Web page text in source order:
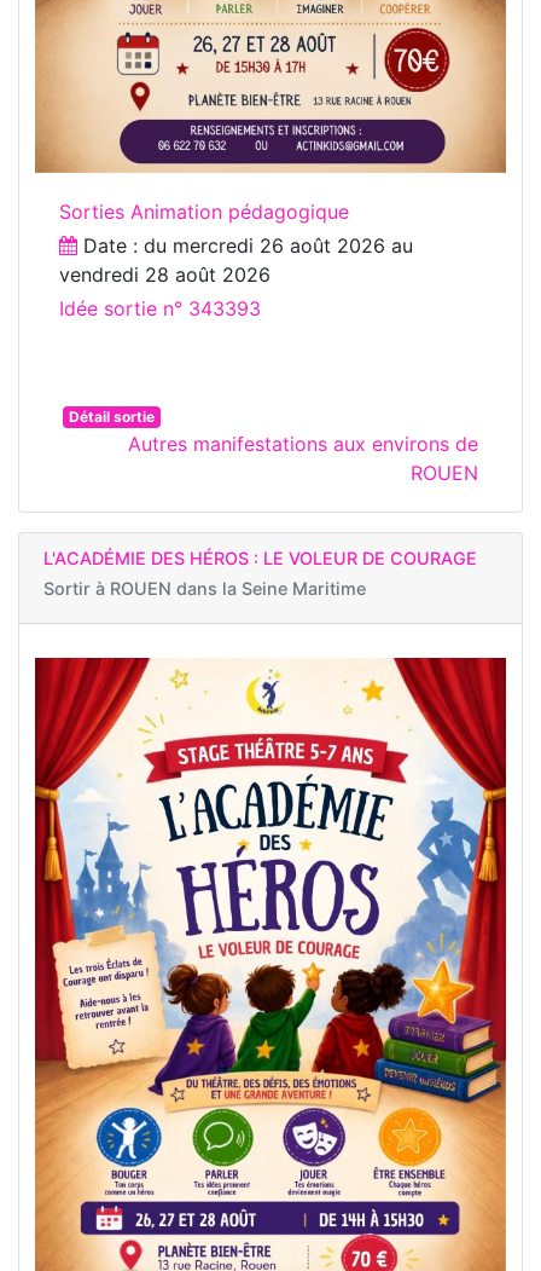
Sorties Animation pédagogique
Date : du mercredi 26 août 2026 au
vendredi 28 août 2026
Idée sortie n° 343393
Détail sortie
Autres manifestations aux environs de
ROUEN
L'ACADÉMIE DES HÉROS : LE VOLEUR DE COURAGE
Sortir à ROUEN dans la Seine Maritime